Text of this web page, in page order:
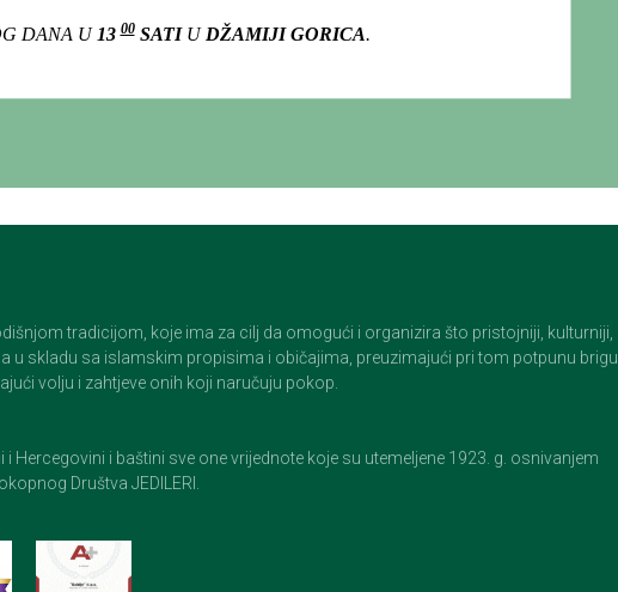
DANA U 1300SATIU DŽAMIJI GORICA.
tradicijom, koje ima za cilj da omogući i organizira što pristojniji, kulturniji,
u skladu sa islamskim propisima i običajima, preuzimajući pri tom potpunu brigu
volju i zahtjeve onih koji naručuju pokop.
Hercegovini i baštini sve one vrijednote koje su utemeljene 1923. g. osnivanjem
Društva JEDILERI.